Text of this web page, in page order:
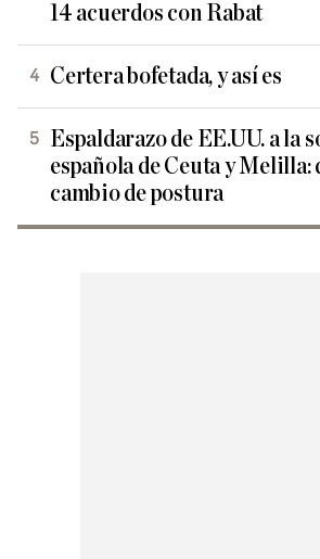
14 acuerdos con Rabat
Certera bofetada, y así es
Espaldarazo de EE.UU. a la
española de Ceuta y Melilla:
cambio de postura